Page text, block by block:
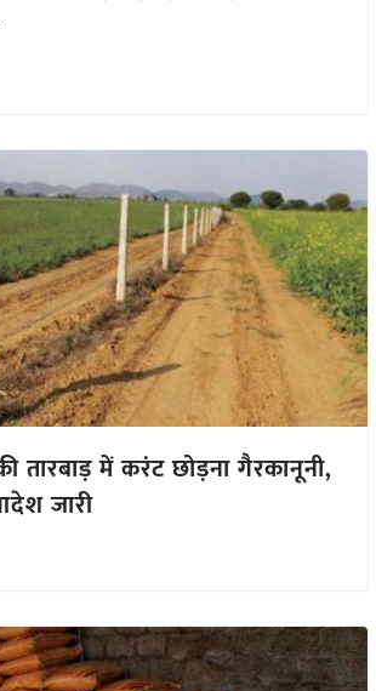
तारबाड़ में करंट छोड़ना गैरकानूनी,
जारी